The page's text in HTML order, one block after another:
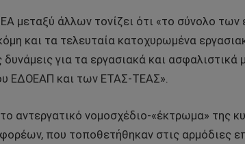
μεταξύ άλλων τονίζει ότι «το σύνολο
και τα τελευταία κατοχυρωμένα
για τα εργασιακά και ασφαλιστικά
ΕΔΟΕΑΠ και των ΕΤΑΣ-ΤΕΑΣ».
αντεργατικό νομοσχέδιο-«έκτρωμα» της
που τοποθετήθηκαν στις αρμόδιες